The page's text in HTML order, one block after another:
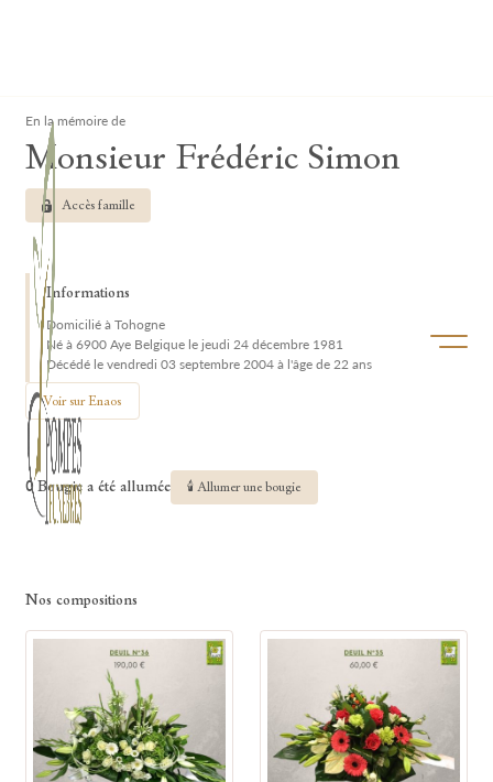
Ouvrir/
En la mémoire de
Monsieur Frédéric Simon
Accès famille
Informations
Domicilié à Tohogne
Né à 6900 Aye Belgique le jeudi 24 décembre 1981
Décédé le vendredi 03 septembre 2004 à l'âge de 22 ans
Voir sur Enaos
0 Bougie a été allumée 🕯 Allumer une bougie
Nos compositions